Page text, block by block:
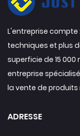
L'entreprise compte
techniques et plus
superficie de 15
entreprise
la vente de
ADRESSE